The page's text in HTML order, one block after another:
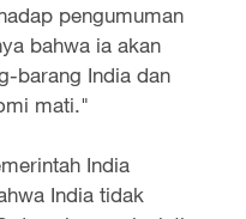
pengumuman
bahwa ia akan
barang India dan
mati."
India
India tidak